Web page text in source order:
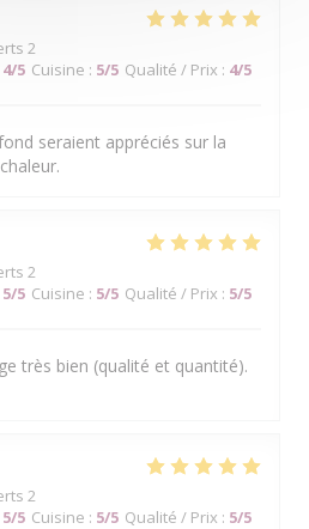
2
4/5 Cuisine : 5/5 Qualité / Prix : 4/5
seraient appréciés sur la
2
5/5 Cuisine : 5/5 Qualité / Prix : 5/5
très bien (qualité et quantité).
2
5/5 Cuisine : 5/5 Qualité / Prix : 5/5